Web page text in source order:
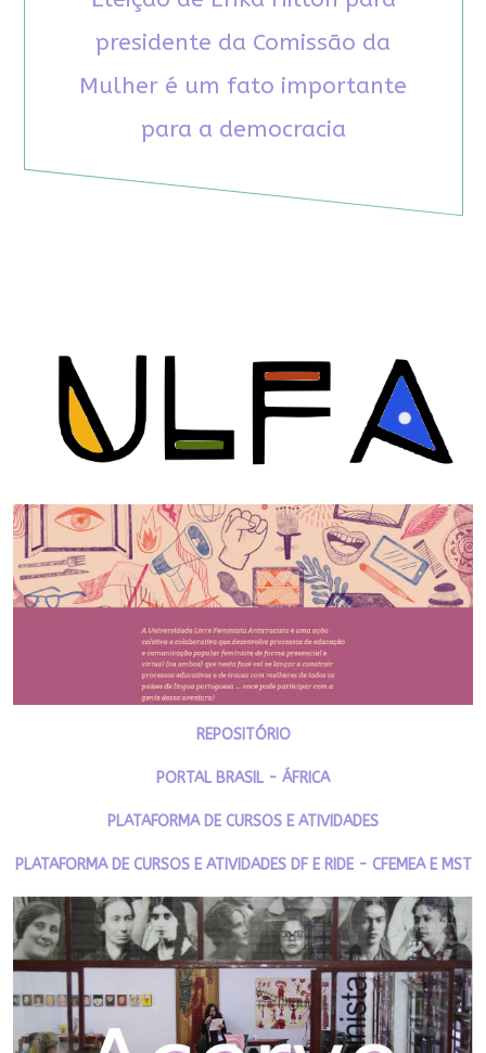
presidente da Comissão da
Mulher é um fato importante
para a democracia
REPOSITÓRIO
PORTAL BRASIL - ÁFRICA
PLATAFORMA DE CURSOS E ATIVIDADES
PLATAFORMA DE CURSOS E ATIVIDADES DF E RIDE - CFEMEA E MST